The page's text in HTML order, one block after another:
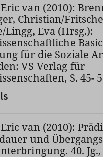
van (2010):
Christian/
Lingg, Eva (Hrsg.):
für die Soziale
VS Verlag für
S. 45-
van (2010):
und
40. Jg.,